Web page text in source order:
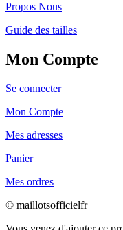
Propos Nous
Guide des tailles
Mon Compte
Se connecter
Mon Compte
Mes adresses
Panier
Mes ordres
© maillotsofficielfr